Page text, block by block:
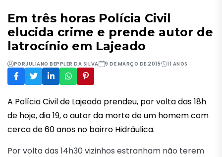
Em três horas Polícia Civil
elucida crime e prende autor de
latrocínio em Lajeado
PORJULIANO BEPPLER DA SILVA 9 DE MARÇO DE 2015 11 ANOS
A Polícia Civil de Lajeado prendeu, por volta das 18h
de hoje, dia 19, o autor da morte de um homem com
cerca de 60 anos no bairro Hidráulica.
Por volta das 14h30 vizinhos estranham não terem